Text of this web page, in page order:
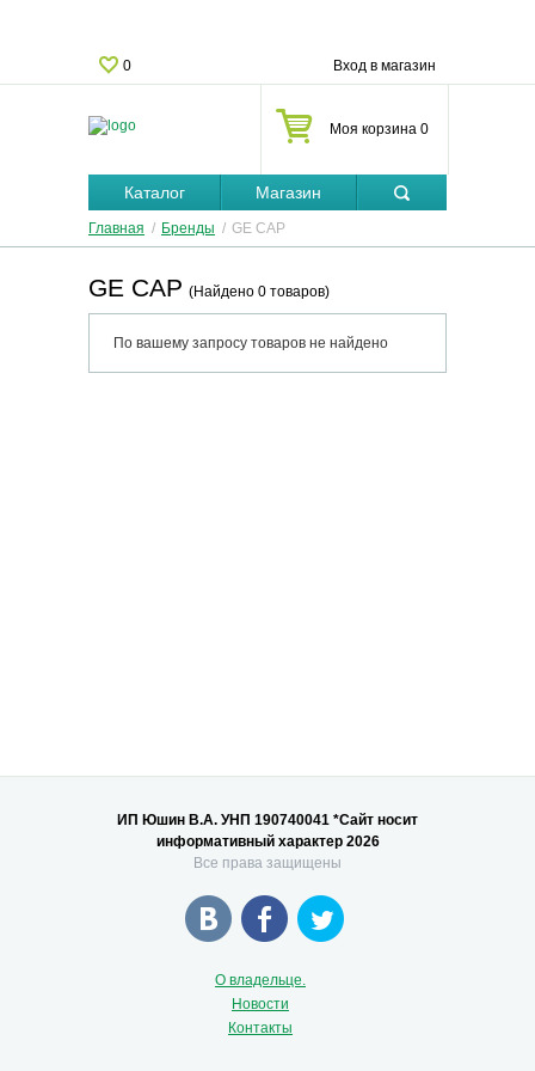
0 Вход в магазин
Моя корзина 0
Каталог Магазин
Главная / Бренды / GE CAP
GE CAP (Найдено 0 товаров)
По вашему запросу товаров не найдено
ИП Юшин В.А. УНП 190740041 *Сайт носит
информативный характер 2026
Все права защищены
О владельце.
Новости
Контакты